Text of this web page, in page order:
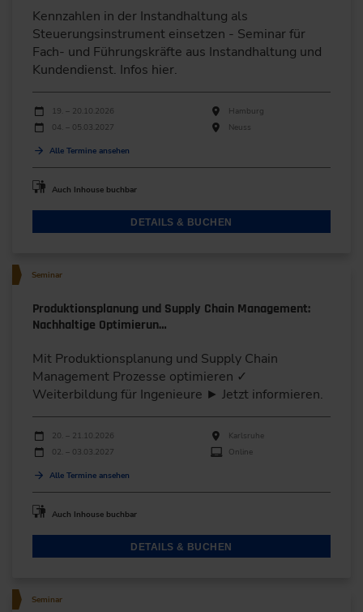
Kennzahlen in der Instandhaltung als
Steuerungsinstrument einsetzen - Seminar für
Fach- und Führungskräfte aus Instandhaltung und
Kundendienst. Infos hier.
Durchführungen
Veranstaltungsdatum
19. – 20.10.2026
Hamburg
04. – 05.03.2027
Neuss
Alle Termine ansehen
Auch Inhouse buchbar
DETAILS & BUCHEN
Seminar
Produktionsplanung und Supply Chain Management:
Nachhaltige Optimierun…
Mit Produktionsplanung und Supply Chain
Management Prozesse optimieren ✓
Weiterbildung für Ingenieure ► Jetzt informieren.
Durchführungen
Veranstaltungsdatum
20. – 21.10.2026
Karlsruhe
02. – 03.03.2027
Online
Alle Termine ansehen
Auch Inhouse buchbar
DETAILS & BUCHEN
Seminar